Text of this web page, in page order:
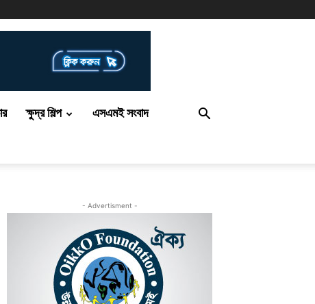
ক্ষুদ্র শিল্প এসএমই সংবাদ
- Advertisment -